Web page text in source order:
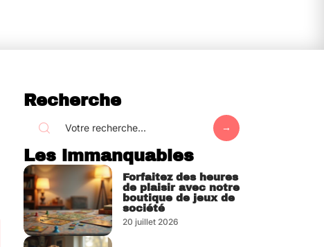
Recherche
Les immanquables
Forfaitez des heures
de plaisir avec notre
boutique de jeux de
société
20 juillet 2026